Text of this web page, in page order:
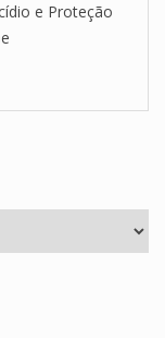
e Proteção